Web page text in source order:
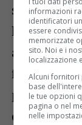
sabbia o
laghetti
animali
favorire la
predatori
di favorire
informazioni
identificatori
essere
memorizzate
sito. Noi e i
localizzazione
Alcuni
base
le tue opzioni
pagina o nel
nelle